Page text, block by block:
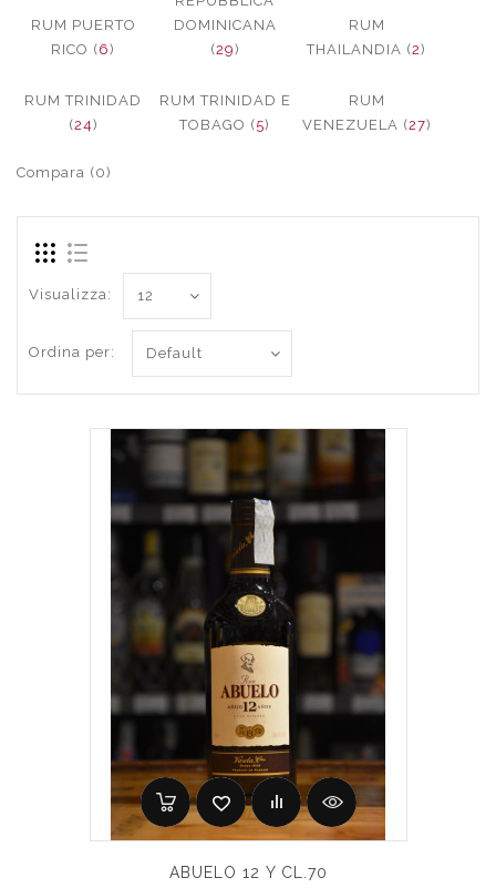
RUM PUERTO
RICO (6)
DOMINICANA
(29)
RUM
THAILANDIA (2)
RUM TRINIDAD
(24)
RUM TRINIDAD E
TOBAGO (5)
RUM
VENEZUELA (27)
Compara (0)
Visualizza:
Ordina per:
ABUELO 12 Y CL.70